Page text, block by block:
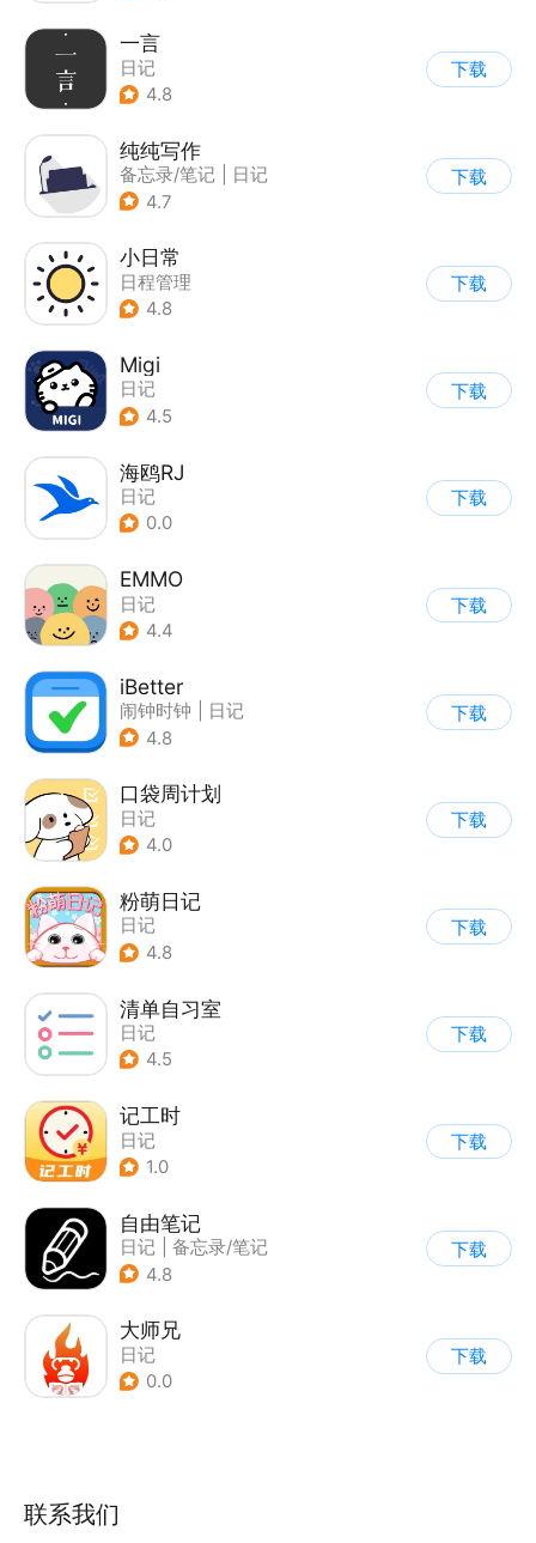
一言
日记
4.8
下载
纯纯写作
备忘录/笔记
日记
4.7
下载
小日常
日程管理
4.8
下载
Migi
日记
4.5
下载
海鸥RJ
日记
0.0
下载
EMMO
日记
4.4
下载
iBetter
闹钟时钟
日记
4.8
下载
口袋周计划
日记
4.0
下载
粉萌日记
日记
4.8
下载
清单自习室
日记
4.5
下载
记工时
日记
1.0
下载
自由笔记
日记
备忘录/笔记
4.8
下载
大师兄
日记
0.0
下载
联系我们